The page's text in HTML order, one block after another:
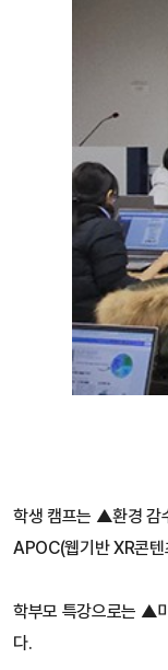
학생 캠프는 ▲환경 감
APOC(웹기반 XR콘텐
학부모 특강으로는 ▲
다.